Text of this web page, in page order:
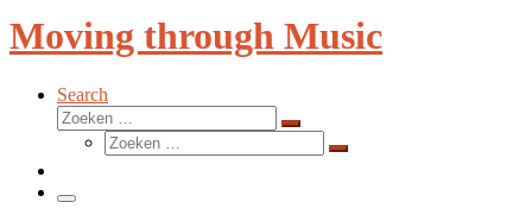
Moving through Music
Search
Zoeken
Zoeken
Zoeken
Zoeken
Menu